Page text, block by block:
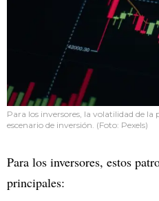
Para los inversores, la volatilidad de
escenario de inversión. (Foto: Pexels)
Para los inversores, estos
principales: